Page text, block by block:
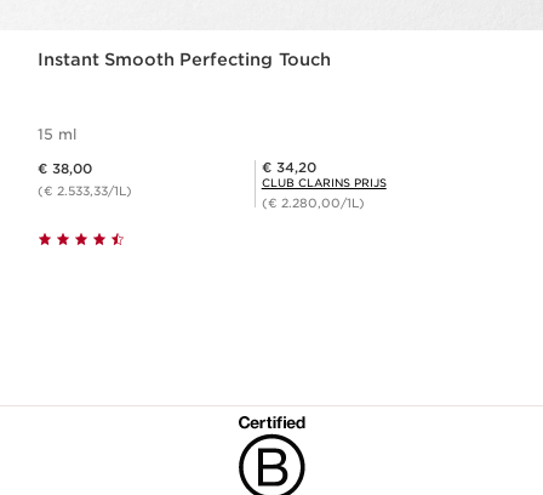
Instant Smooth Perfecting Touch
15 ml
€ 38,00
(€ 2.533,33/1L)
Club Clarins Prijs € 34,20
€ 34,20
CLUB CLARINS PRIJS
(€ 2.280,00/1L)